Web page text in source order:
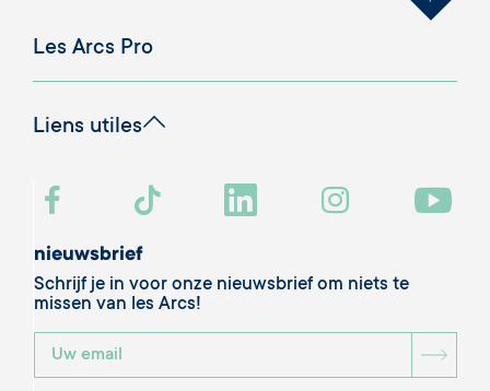
Les Arcs Pro
Liens utiles
nieuwsbrief
Schrijf je in voor onze nieuwsbrief om niets te
missen van les Arcs!